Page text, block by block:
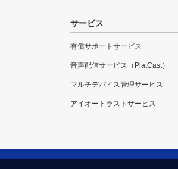
サービス
有償サポートサービス
音声配信サービス（PlatCast）
マルチデバイス管理サービス
アイオートラストサービス